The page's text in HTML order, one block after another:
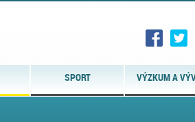
SPORT VÝZKUM A